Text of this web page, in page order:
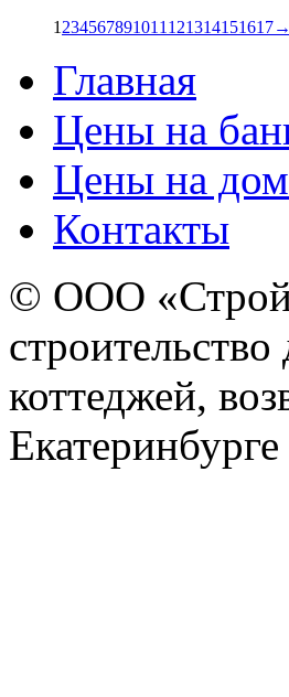
1 234567891011 121314151617→
Главная
Цены на
Цены на
Контакты
© ООО
коттеджей,
Екатеринбурге